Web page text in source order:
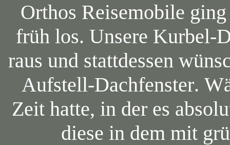
Orthos Reisemobile
früh los. Unsere Kurbel-
raus und stattdessen
Aufstell-Dachfenster.
Zeit hatte, in der es
diese in dem mit